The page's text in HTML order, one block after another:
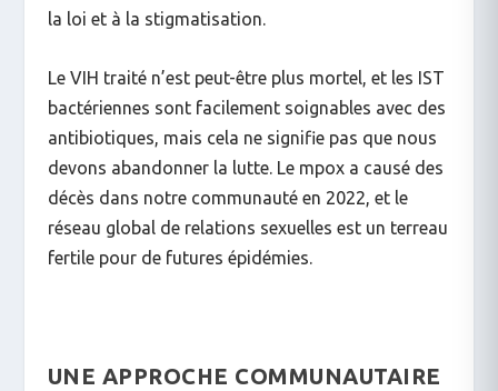
la loi et à la stigmatisation.
Le VIH traité n’est peut-être plus mortel, et les IST
bactériennes sont facilement soignables avec des
antibiotiques, mais cela ne signifie pas que nous
devons abandonner la lutte. Le mpox a causé des
décès dans notre communauté en 2022, et le
réseau global de relations sexuelles est un terreau
fertile pour de futures épidémies.
UNE APPROCHE COMMUNAUTAIRE